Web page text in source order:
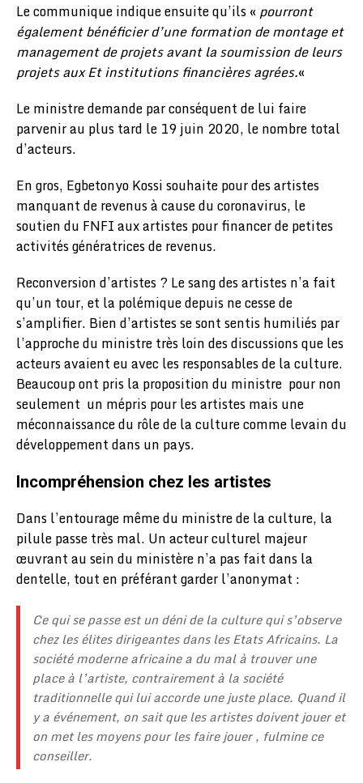
Le communique indique ensuite qu’ils « pourront
également bénéficier d’une formation de montage et
management de projets avant la soumission de leurs
projets aux Et institutions financières agrées.«
Le ministre demande par conséquent de lui faire
parvenir au plus tard le 19 juin 2020, le nombre total
d’acteurs.
En gros, Egbetonyo Kossi souhaite pour des artistes
manquant de revenus à cause du coronavirus, le
soutien du FNFI aux artistes pour financer de petites
activités génératrices de revenus.
Reconversion d’artistes ? Le sang des artistes n’a fait
qu’un tour, et la polémique depuis ne cesse de
s’amplifier. Bien d’artistes se sont sentis humiliés par
l’approche du ministre très loin des discussions que les
acteurs avaient eu avec les responsables de la culture.
Beaucoup ont pris la proposition du ministre pour non
seulement un mépris pour les artistes mais une
méconnaissance du rôle de la culture comme levain du
développement dans un pays.
Incompréhension chez les artistes
Dans l’entourage même du ministre de la culture, la
pilule passe très mal. Un acteur culturel majeur
œuvrant au sein du ministère n’a pas fait dans la
dentelle, tout en préférant garder l’anonymat :
Ce qui se passe est un déni de la culture qui s’observe
chez les élites dirigeantes dans les Etats Africains. La
société moderne africaine a du mal à trouver une
place à l’artiste, contrairement à la société
traditionnelle qui lui accorde une juste place. Quand il
y a événement, on sait que les artistes doivent jouer et
on met les moyens pour les faire jouer , fulmine ce
conseiller.